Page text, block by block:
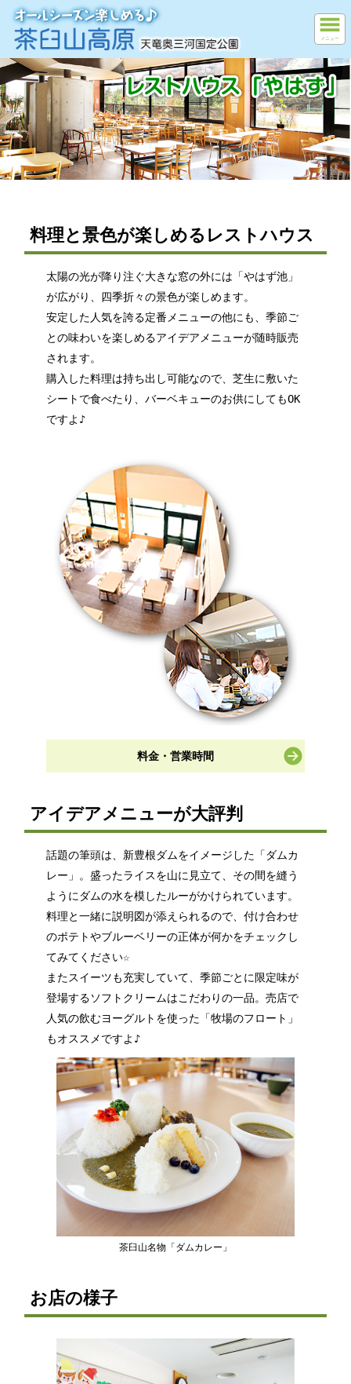
メニュー
料理と景色が楽しめるレストハウス
太陽の光が降り注ぐ大きな窓の外には「やはず池」
が広がり、四季折々の景色が楽しめます。
安定した人気を誇る定番メニューの他にも、季節ご
との味わいを楽しめるアイデアメニューが随時販売
されます。
購入した料理は持ち出し可能なので、芝生に敷いた
シートで食べたり、バーベキューのお供にしてもOK
ですよ♪
料金・営業時間
アイデアメニューが大評判
話題の筆頭は、新豊根ダムをイメージした「ダムカ
レー」。盛ったライスを山に見立て、その間を縫う
ようにダムの水を模したルーがかけられています。
料理と一緒に説明図が添えられるので、付け合わせ
のポテトやブルーベリーの正体が何かをチェックし
てみてください☆
またスイーツも充実していて、季節ごとに限定味が
登場するソフトクリームはこだわりの一品。売店で
人気の飲むヨーグルトを使った「牧場のフロート」
もオススメですよ♪
茶臼山名物「ダムカレー」
お店の様子